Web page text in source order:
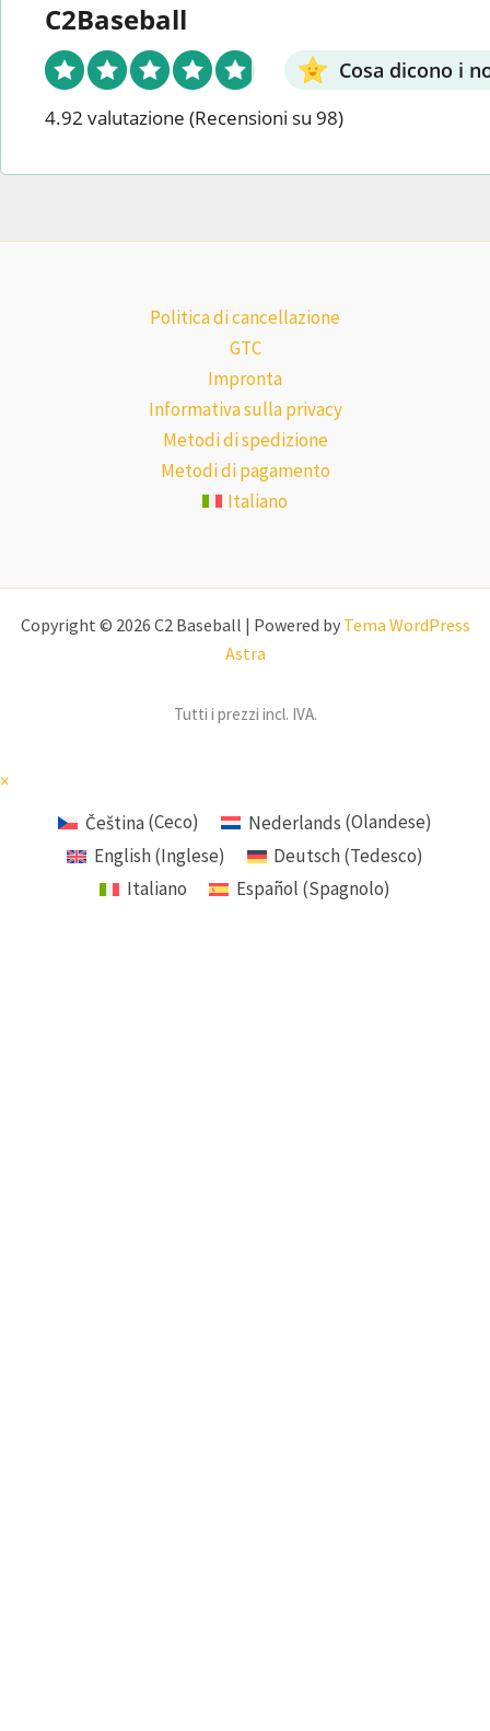
C2Baseball
Cosa dicono i
4.92 valutazione (Recensioni su 98)
Politica di cancellazione
GTC
Impronta
Informativa sulla privacy
Metodi di spedizione
Metodi di pagamento
Italiano
Copyright © 2026 C2 Baseball | Powered by Tema WordPress
Astra
Tutti i prezzi incl. IVA.
×
Čeština(Ceco) Nederlands (Olandese)
English(Inglese) Deutsch(Tedesco)
Italiano
Español (Spagnolo)